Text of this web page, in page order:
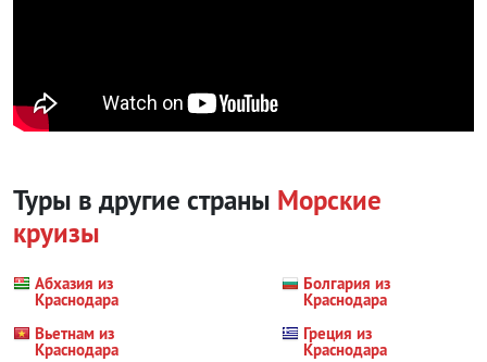
Туры в другие страны Морские
круизы
Абхазия из
Краснодара
Болгария из
Краснодара
Вьетнам из
Краснодара
Греция из
Краснодара